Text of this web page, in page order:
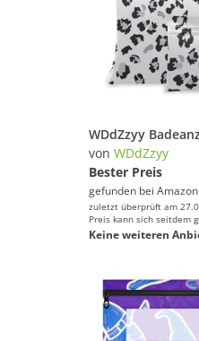
von WDdZzyy
Bester Preis
gefunden bei Amazon
zuletzt überprüft am
Preis kann sich seitdem
Keine weiteren